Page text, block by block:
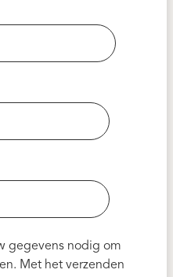
gegevens nodig om
Met het verzenden